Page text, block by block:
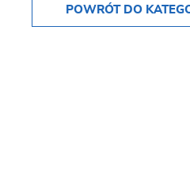
POWRÓT DO